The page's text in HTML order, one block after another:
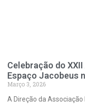
Celebração do
Espaço Jacobeus
Março 3, 2026
A Direção da